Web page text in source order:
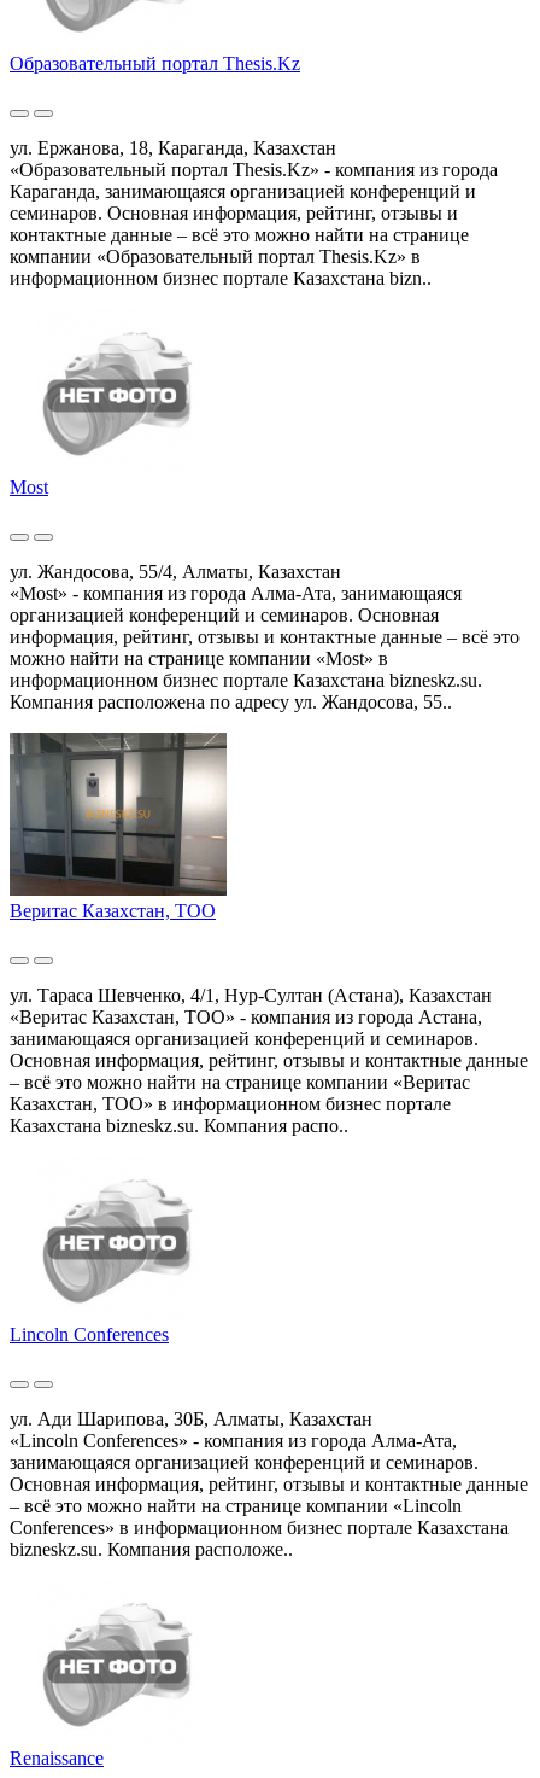
Образовательный портал Thesis.Kz
ул. Ержанова, 18, Караганда, Казахстан
«Образовательный портал Thesis.Kz» - компания из города
Караганда, занимающаяся организацией конференций и
семинаров. Основная информация, рейтинг, отзывы и
контактные данные – всё это можно найти на странице
компании «Образовательный портал Thesis.Kz» в
информационном бизнес портале Казахстана bizn..
Most
ул. Жандосова, 55/4, Алматы, Казахстан
«Most» - компания из города Алма-Ата, занимающаяся
организацией конференций и семинаров. Основная
информация, рейтинг, отзывы и контактные данные – всё это
можно найти на странице компании «Most» в
информационном бизнес портале Казахстана bizneskz.su.
Компания расположена по адресу ул. Жандосова, 55..
Веритас Казахстан, ТОО
ул. Тараса Шевченко, 4/1, Нур-Султан (Астана), Казахстан
«Веритас Казахстан, ТОО» - компания из города Астана,
занимающаяся организацией конференций и семинаров.
Основная информация, рейтинг, отзывы и контактные данные
– всё это можно найти на странице компании «Веритас
Казахстан, ТОО» в информационном бизнес портале
Казахстана bizneskz.su. Компания распо..
Lincoln Conferences
ул. Ади Шарипова, 30Б, Алматы, Казахстан
«Lincoln Conferences» - компания из города Алма-Ата,
занимающаяся организацией конференций и семинаров.
Основная информация, рейтинг, отзывы и контактные данные
– всё это можно найти на странице компании «Lincoln
Conferences» в информационном бизнес портале Казахстана
bizneskz.su. Компания расположе..
Renaissance